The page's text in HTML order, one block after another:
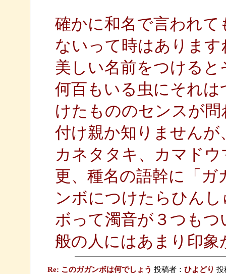
確かに和名で言われ
ないって時はあります
美しい名前をつける
何百もいる虫にそれ
けたもののセンスが
付け親か知りません
カネタタキ、カマド
更、種名の語幹に「
ンボにつけたらひん
ボって濁音が３つも
般の人にはあまり印
Re: このガガンボは何でしょう 投稿者： ひよどり 投